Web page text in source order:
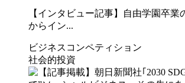
【インタビュー記事】自由学園卒業
からイン...
ビジネスコンペティション
社会的投資